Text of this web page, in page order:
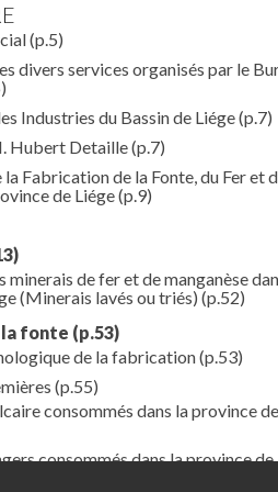
(p.5)
divers services organisés par le
Industries du Bassin de Liége(p.7)
Hubert Detaille(p.7)
Fabrication de la Fonte, du Fer et
de Liége(p.9)
minerais de fer et de manganèse
(Minerais lavés ou triés) (p.52)
la fonte (p.53)
de la fabrication(p.53)
(p.55)
consommés dans la province de
consommés dans la province de